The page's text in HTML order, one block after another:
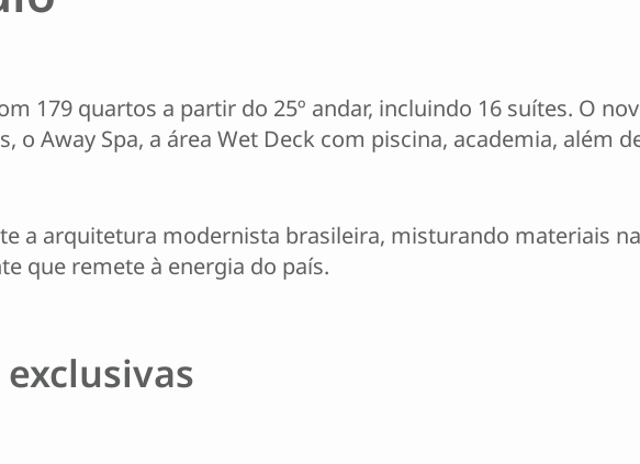
179 quartos a partir do 25º andar, incluindo 16 suítes. O
o Away Spa, a área Wet Deck com piscina, academia, além
a arquitetura modernista brasileira, misturando materiais
que remete à energia do país.